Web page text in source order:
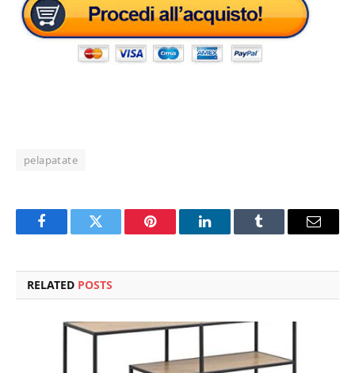
pelapatate
FacebookTwitter Pinterest LinkedInTumblr Email
RELATED POSTS